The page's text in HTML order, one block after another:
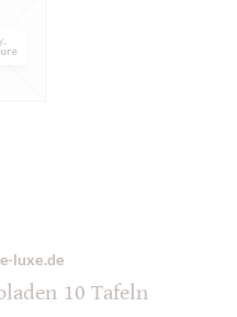
luxe.de
10 Tafeln